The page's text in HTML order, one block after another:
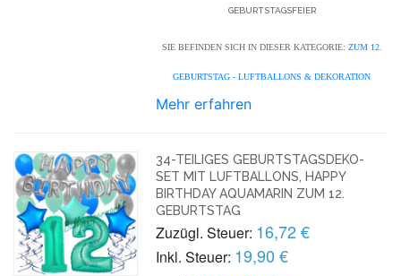
GEBURTSTAGSFEIER
SIE BEFINDEN SICH IN DIESER KATEGORIE: ZUM 12.
GEBURTSTAG - LUFTBALLONS & DEKORATION
Mehr erfahren
34-TEILIGES GEBURTSTAGSDEKO-
SET MIT LUFTBALLONS, HAPPY
BIRTHDAY AQUAMARIN ZUM 12.
GEBURTSTAG
Zuzügl. Steuer: 16,72 €
Inkl. Steuer: 19,90 €